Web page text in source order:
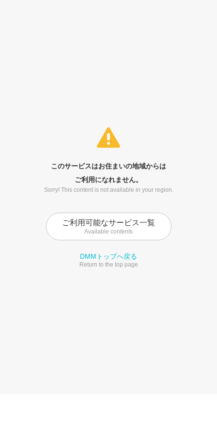
このサービスはお住まいの地域からは
ご利用になれません。
Sorry! This content is not available in your region.
ご利用可能なサービス一覧
Available contents
DMMトップへ戻る
Return to the top page